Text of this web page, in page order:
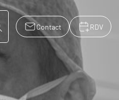
Contact RDV